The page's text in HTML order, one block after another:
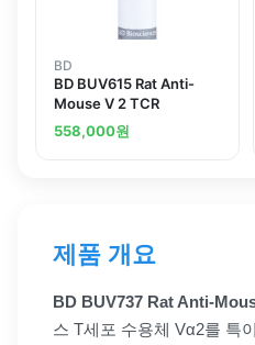
BD
BD BUV615 Rat Anti-
Mouse V 2 TCR
558,000원
제품 개요
BD BUV737 Rat Anti-
스 T세포 수용체 Vα2를 특